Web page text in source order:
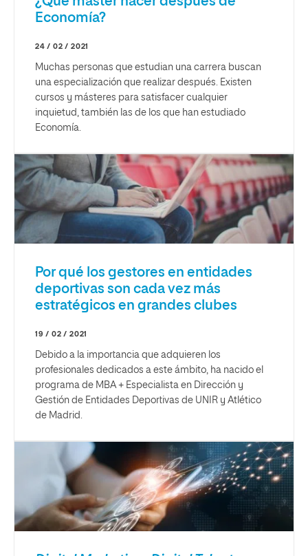
Economía?
24 / 02 / 2021
Muchas personas que estudian una carrera buscan
una especialización que realizar después. Existen
cursos y másteres para satisfacer cualquier
inquietud, también las de los que han estudiado
Economía.
Por qué los gestores en entidades
deportivas son cada vez más
estratégicos en grandes clubes
19 / 02 / 2021
Debido a la importancia que adquieren los
profesionales dedicados a este ámbito, ha nacido el
programa de MBA + Especialista en Dirección y
Gestión de Entidades Deportivas de UNIR y Atlético
de Madrid.